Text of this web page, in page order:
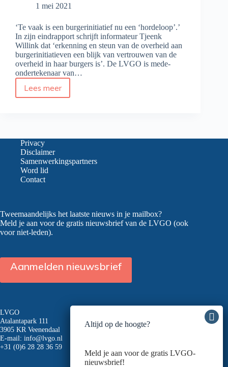
1 mei 2021
‘Te vaak is een burgerinitiatief nu een ‘hordeloop’.’
In zijn eindrapport schrijft informateur Tjeenk
Willink dat ‘erkenning en steun van de overheid aan
burgerinitiatieven een blijk van vertrouwen van de
overheid in haar burgers is’. De LVGO is mede-
ondertekenaar van…
Lees meerBurgerinitiatieven
kabinetsformatie
Privacy
Disclaimer
Samenwerkingspartners
Word lid
Contact
Tweemaandelijks het laatste nieuws in je mailbox?
Meld je aan voor de gratis nieuwsbrief van de LVGO (ook
voor niet-leden).
Aanmelden nieuwsbrief
LVGO
Atalantapark 111
3905 KR Veenendaal
E-mail: info@lvgo.nl
+31 (0)6 28 28 36 59
Altijd op de hoogte?
Meld je aan voor de gratis LVGO-
nieuwsbrief!